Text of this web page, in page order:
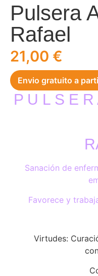
Pulsera
Rafael
21,00 €
Envio gratuito a
P U L S E R
Sanación de
Favorece y
Virtudes: